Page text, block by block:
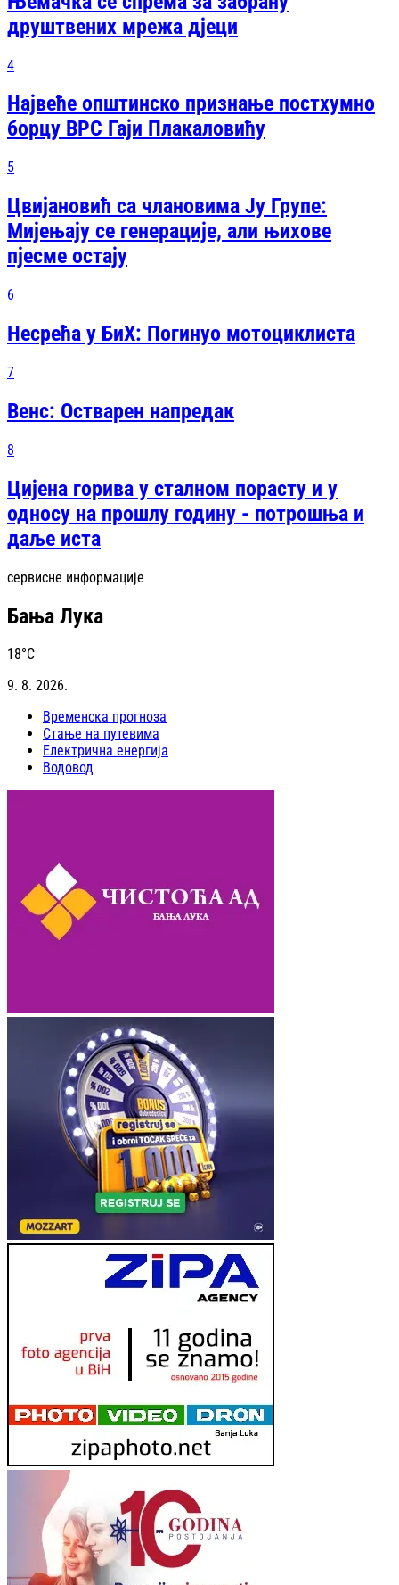
друштвених мрежа дјеци
4
Највеће општинско признање постхумно
борцу ВРС Гаји Плакаловићу
5
Цвијановић са члановима Ју Групе:
Мијењају се генерације, али њихове
пјесме остају
6
Несрећа у БиХ: Погинуо мотоциклиста
7
Венс: Остварен напредак
8
Цијена горива у сталном порасту и у
односу на прошлу годину - потрошња и
даље иста
сервисне информације
Бања Лука
18°C
9. 8. 2026.
Временска прогноза
Стање на путевима
Електрична енергија
Водовод